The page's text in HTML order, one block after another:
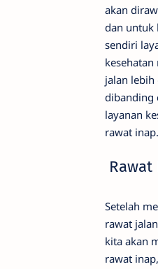
akan
dan untuk
sendiri
kesehatan
jalan
dibanding
layanan
rawat inap.
Rawat
Setelah
rawat
kita akan
rawat